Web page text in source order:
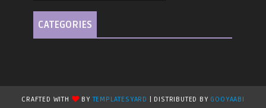
CATEGORIES
CRAFTED WITH BYTEMPLATESYARD | DISTRIBUTED BY GOOYAABI